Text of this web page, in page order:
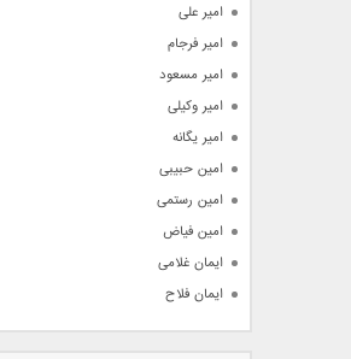
امیر علی
امیر فرجام
امیر مسعود
امیر وکیلی
امیر یگانه
امین حبیبی
امین رستمی
امین فیاض
ایمان غلامی
ایمان فلاح
بابک جهانبخش